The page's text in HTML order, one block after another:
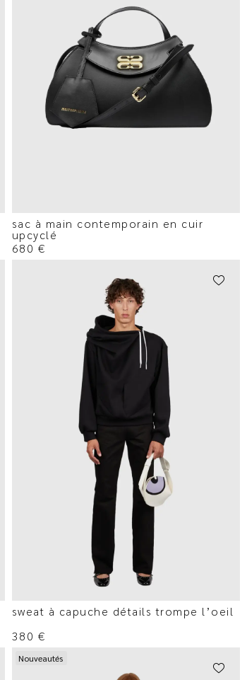
sac à main contemporain en cuir
upcyclé
680 €
sweat à capuche détails trompe l’oeil
380 €
Nouveautés